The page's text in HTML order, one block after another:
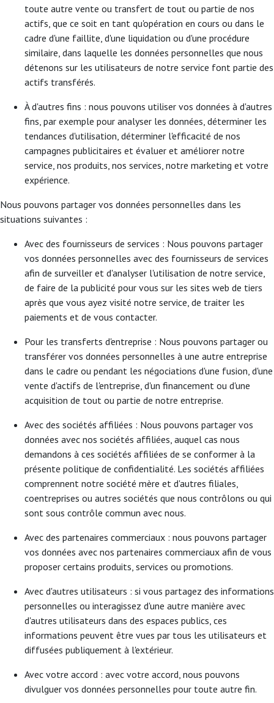
toute autre vente ou transfert de tout ou partie de nos
actifs, que ce soit en tant qu'opération en cours ou dans le
cadre d'une faillite, d'une liquidation ou d'une procédure
similaire, dans laquelle les données personnelles que nous
détenons sur les utilisateurs de notre service font partie des
actifs transférés.
À d'autres fins : nous pouvons utiliser vos données à d'autres
fins, par exemple pour analyser les données, déterminer les
tendances d'utilisation, déterminer l'efficacité de nos
campagnes publicitaires et évaluer et améliorer notre
service, nos produits, nos services, notre marketing et votre
expérience.
Nous pouvons partager vos données personnelles dans les
situations suivantes :
Avec des fournisseurs de services : Nous pouvons partager
vos données personnelles avec des fournisseurs de services
afin de surveiller et d'analyser l'utilisation de notre service,
de faire de la publicité pour vous sur les sites web de tiers
après que vous ayez visité notre service, de traiter les
paiements et de vous contacter.
Pour les transferts d'entreprise : Nous pouvons partager ou
transférer vos données personnelles à une autre entreprise
dans le cadre ou pendant les négociations d'une fusion, d'une
vente d'actifs de l'entreprise, d'un financement ou d'une
acquisition de tout ou partie de notre entreprise.
Avec des sociétés affiliées : Nous pouvons partager vos
données avec nos sociétés affiliées, auquel cas nous
demandons à ces sociétés affiliées de se conformer à la
présente politique de confidentialité. Les sociétés affiliées
comprennent notre société mère et d'autres filiales,
coentreprises ou autres sociétés que nous contrôlons ou qui
sont sous contrôle commun avec nous.
Avec des partenaires commerciaux : nous pouvons partager
vos données avec nos partenaires commerciaux afin de vous
proposer certains produits, services ou promotions.
Avec d'autres utilisateurs : si vous partagez des informations
personnelles ou interagissez d'une autre manière avec
d'autres utilisateurs dans des espaces publics, ces
informations peuvent être vues par tous les utilisateurs et
diffusées publiquement à l'extérieur.
Avec votre accord : avec votre accord, nous pouvons
divulguer vos données personnelles pour toute autre fin.